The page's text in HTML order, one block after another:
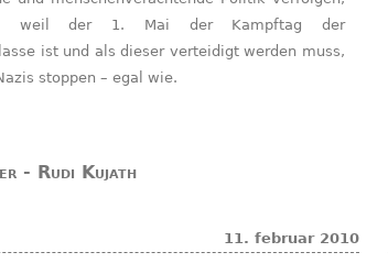
weil der 1. Mai der Kampftag der
ist und als dieser verteidigt werden muss,
stoppen – egal wie.
- Rudi Kujath
11. februar 2010